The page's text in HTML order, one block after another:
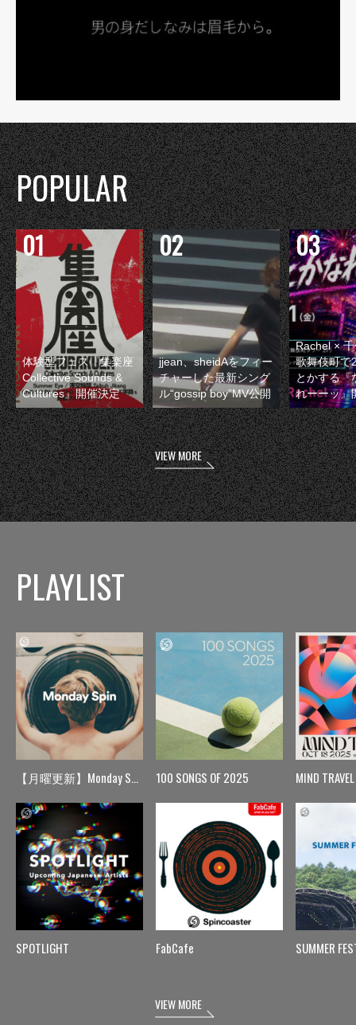
POPULAR
体験型フェス『集楽座
Collective Sounds &
Cultures』開催決定
jjean、sheidAをフィー
チャーした最新シング
ル“gossip boy”MV公開
Rachel ×
歌舞伎町で
とかする『
れーーッ』
VIEW MORE
PLAYLIST
【月曜更新】Monday Spin
SPOTLIGHT
100 SONGS OF 2025
FabCafe
MIND TRAVEL
SUMMER
VIEW MORE